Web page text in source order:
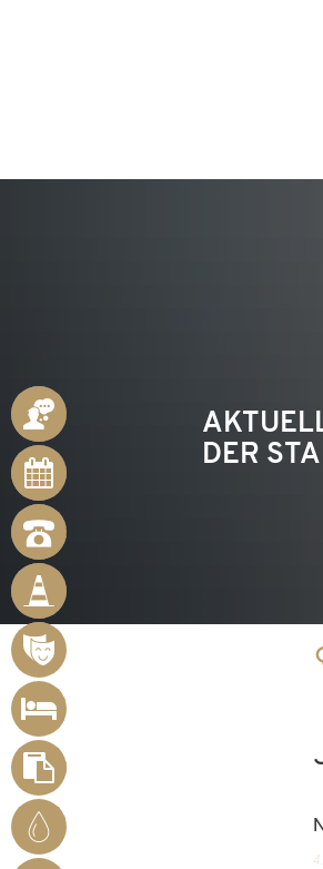
DER
ANSPRECHPARTNER
ONLINE-
TERMINE
NOTRUFNUMMERN
BÜRGER
MELDEN
MÄNGEL
VERANSTALTUNGSÜBERSICHT
UNTERKUNFT
SUCHEN
FORMULARE
STADTWERKE
BENDORF